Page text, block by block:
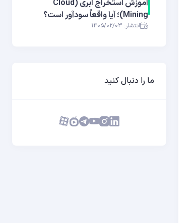
آموزش استخراج ابری (Cloud
Mining)؛ آیا واقعاً سودآور است؟
انتشار: 1405/02/03
ما را دنبال کنید